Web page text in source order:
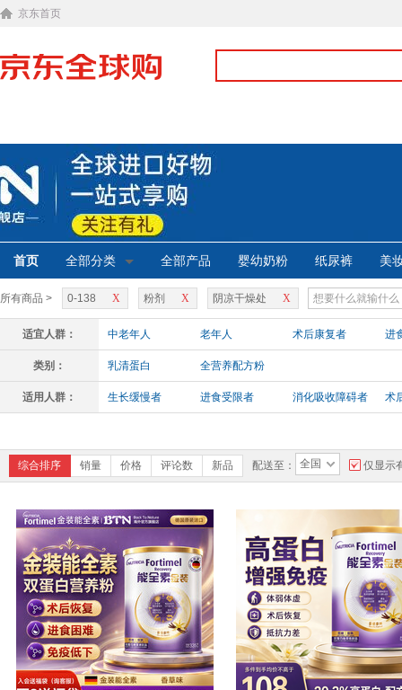
京东首页
首页 全部分类 全部产品 婴幼奶粉 纸尿裤 美
所有商品 > X
0-138 X
粉剂 X
阴凉干燥处
适宜人群： 中老年人 老年人 术后康复者 进
类别： 乳清蛋白 全营养配方粉
适用人群： 生长缓慢者 进食受限者 消化吸收障碍者 术
综合排序 销量 价格 评论数 新品 配送至： 全国 仅显示